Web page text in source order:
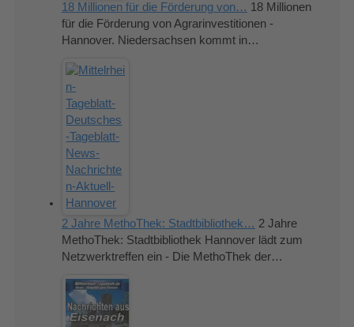
18 Millionen für die Förderung von… 18 Millionen
für die Förderung von Agrarinvestitionen -
Hannover. Niedersachsen kommt in…
2 Jahre MethoThek: Stadtbibliothek… 2 Jahre
MethoThek: Stadtbibliothek Hannover lädt zum
Netzwerktreffen ein - Die MethoThek der…